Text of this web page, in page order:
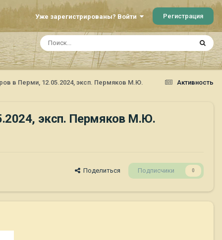
Уже зарегистрированы? Войти Регистрация
Активность
в Перми, 12.05.2024, эксп. Пермяков М.Ю.
эксп. Пермяков М.Ю.
Поделиться Подписчики 0